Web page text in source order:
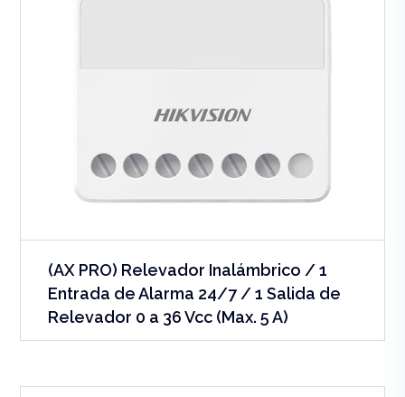
(AX PRO) Relevador Inalámbrico / 1
Entrada de Alarma 24/7 / 1 Salida de
Relevador 0 a 36 Vcc (Max. 5 A)